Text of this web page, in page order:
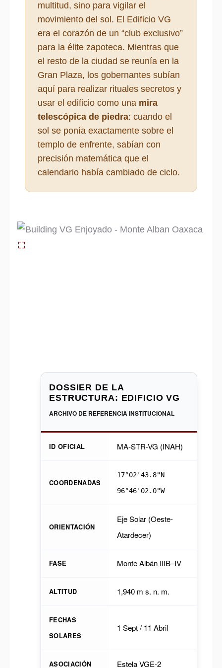
multitud, sino para vigilar el
movimiento del sol. El Edificio VG
era el corazón de un “club exclusivo”
para la élite zapoteca. Mientras que
el resto de la ciudad se reunía en la
Gran Plaza, los gobernantes subían
aquí para realizar rituales secretos y
usar el edificio como una mira
telescópica de piedra: cuando el
sol se ponía exactamente sobre el
templo de enfrente, sabían con
precisión matemática que el
calendario había cambiado de ciclo.
DOSSIER DE LA
ESTRUCTURA: EDIFICIO VG
ARCHIVO DE REFERENCIA INSTITUCIONAL
ID OFICIAL MA-STR-VG (INAH)
COORDENADAS
17°02'43.8"N
96°46'02.0"W
ORIENTACIÓN
Eje Solar (Oeste-
Atardecer)
FASE Monte Albán IIIB–IV
ALTITUD 1,940 m s. n. m.
FECHAS
SOLARES
1 Sept / 11 Abril
ASOCIACIÓN Estela VGE-2